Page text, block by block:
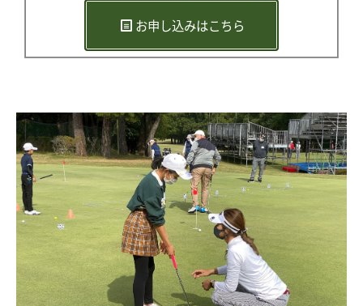
お申し込みはこちら